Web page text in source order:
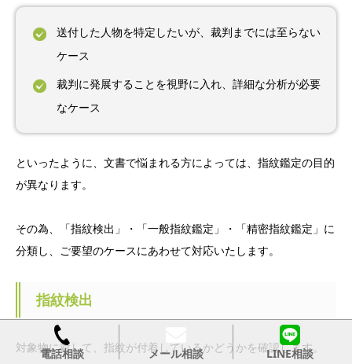
送付した人物を特定したいが、裁判までには至らない
ケース
裁判に発展することを視野に入れ、詳細な分析が必要
なケース
といったように、文書で悩まれる方によっては、指紋鑑定の目的
が異なります。
その為、「指紋検出」・「一般指紋鑑定」・「精密指紋鑑定」に
分類し、ご要望のケースにあわせて対応いたします。
指紋検出
対象物に対して、指紋が付着しているかどうかを確認します。
メール相談 LINE相談